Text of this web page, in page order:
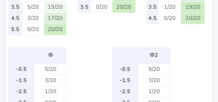
3.5
5/20
15/20
4.5
3/20
17/20
5.5
0/20 20/20
3.5
0/20 20/20
3.5
1/20
19/20
4.5
0/20 20/20
Ф
-0.5
5/20
-1.5
3/20
-2.5
1/20
Ф2
-0.5
9/20
-1.5
3/20
-2.5
1/20